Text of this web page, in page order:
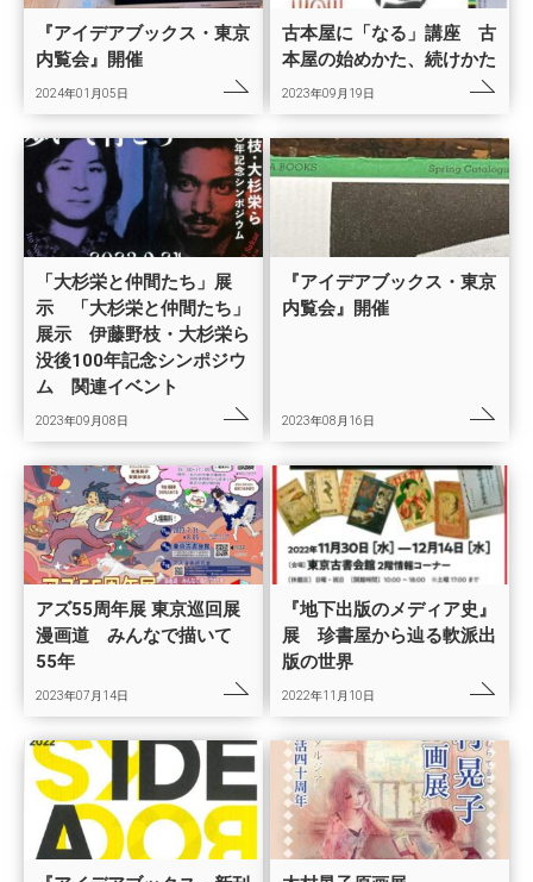
『アイデアブックス・東京
内覧会』開催
2024年01月05日
古本屋に「なる」講座 古
本屋の始めかた、続けかた
2023年09月19日
「大杉栄と仲間たち」展
示 「大杉栄と仲間たち」
展示 伊藤野枝・大杉栄ら
没後100年記念シンポジウ
ム 関連イベント
2023年09月08日
『アイデアブックス・東京
内覧会』開催
2023年08月16日
アズ55周年展 東京巡回展
漫画道 みんなで描いて
55年
2023年07月14日
『地下出版のメディア史』
展 珍書屋から辿る軟派出
版の世界
2022年11月10日